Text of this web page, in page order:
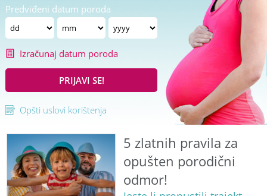
Predviđeni datum poroda
Izračunaj datum poroda
PRIJAVI SE!
Opšti uslovi korištenja
5 zlatnih pravila za
opušten porodični
odmor!